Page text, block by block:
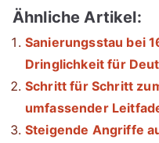
Ähnliche Artikel:
Sanierungsstau bei
Dringlichkeit für
Schritt für Schritt
umfassender
Steigende Angriffe